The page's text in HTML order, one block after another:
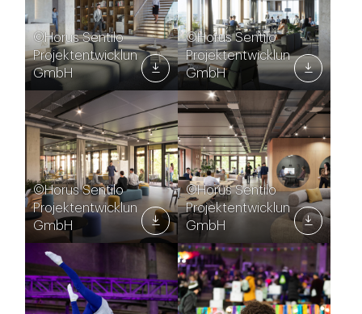
©Horus Sentilo
Projektentwicklungs
GmbH
©Horus Sentilo
Projektentwicklungs
GmbH
©Horus Sentilo
Projektentwicklungs
GmbH
©Horus Sentilo
Projektentwicklungs
GmbH